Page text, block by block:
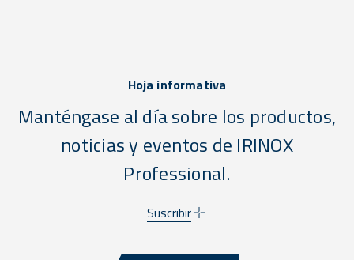
Hoja informativa
Manténgase al día sobre los productos,
noticias y eventos de IRINOX
Professional.
Suscribir